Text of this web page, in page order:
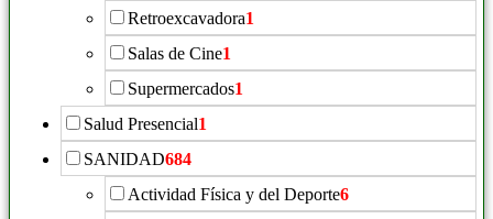
Retroexcavadora1
Salas de Cine1
Supermercados1
Salud Presencial1
SANIDAD684
Actividad Física y del Deporte6